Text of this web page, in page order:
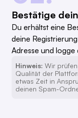
Bestätige
Du erhältst eine
deine
Adresse und
Hinweis: Wir
Qualität der
etwas Zeit in
deinen Spam-